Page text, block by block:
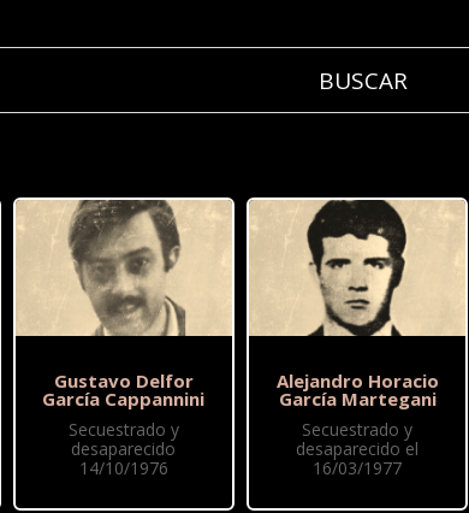
Gustavo Delfor
García Cappannini
Secuestrado y
desaparecido
14/10/1976
Alejandro Horacio
García Martegani
Secuestrado y
desaparecido el
16/03/1977